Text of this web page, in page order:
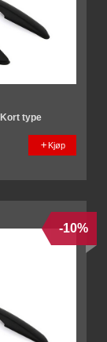
type
Kjøp
-10%